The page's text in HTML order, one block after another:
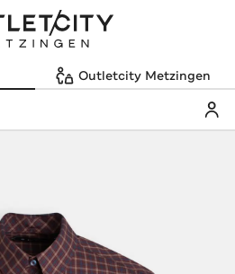
Outletcity Metzingen